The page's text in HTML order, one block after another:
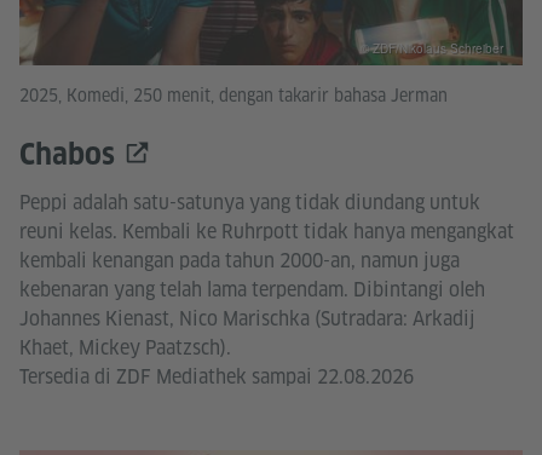
2025, Komedi, 250 menit, dengan takarir bahasa Jerman
Chabos
Peppi adalah satu-satunya yang tidak diundang untuk
reuni kelas. Kembali ke Ruhrpott tidak hanya mengangkat
kembali kenangan pada tahun 2000-an, namun juga
kebenaran yang telah lama terpendam. Dibintangi oleh
Johannes Kienast, Nico Marischka (Sutradara: Arkadij
Khaet, Mickey Paatzsch).
Tersedia di ZDF Mediathek sampai 22.08.2026
© ZDF/Nikolaus Schreiber